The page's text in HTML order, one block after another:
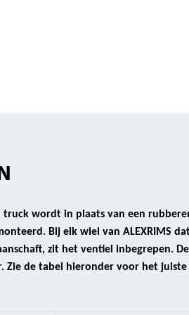
truck wordt in plaats van een
Bij elk wiel van ALEXRIMS
zit het ventiel inbegrepen.
Zie de tabel hieronder voor het